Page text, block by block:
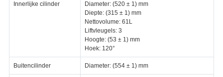
Innerlijke cilinder
Diameter: (520 ± 1) mm
Diepte: (315 ± 1) mm
Nettovolume: 61L
Liftvleugels: 3
Hoogte: (53 ± 1) mm
Hoek: 120°
Buitencilinder Diameter: (554 ± 1) mm